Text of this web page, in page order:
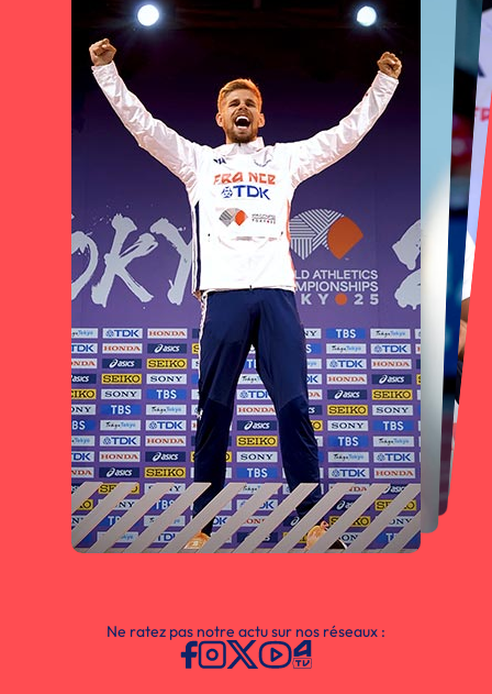
Ne ratez pas notre actu sur nos réseaux :